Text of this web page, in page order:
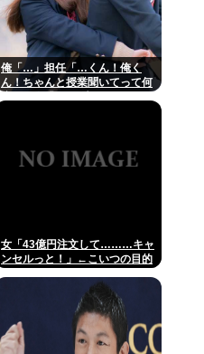
俺「…」担任「…くん！俺く
ん！ちゃんと授業聞いてって何
女「43億円注文して………キャ
ンセルっと！」←こいつの目的